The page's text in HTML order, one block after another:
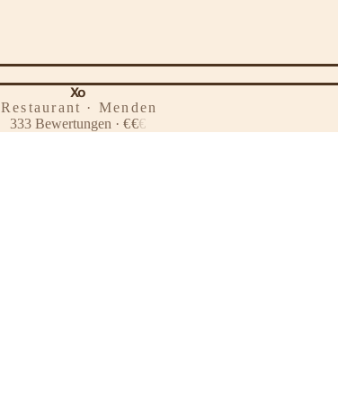
Xo
Restaurant · Menden
333 Bewertungen ·€€€